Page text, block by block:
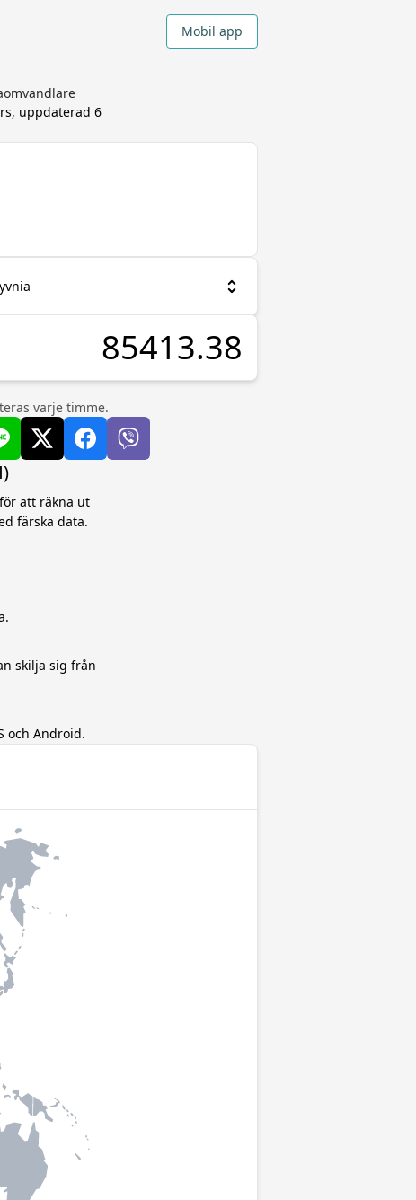
Mobil app
uppdaterad 6
varje timme.
att räkna ut
färska data.
skilja sig från
och Android.